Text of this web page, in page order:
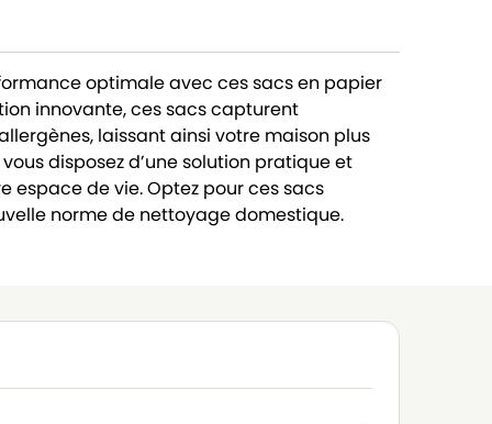
optimale avec ces sacs en papier
innovante, ces sacs capturent
laissant ainsi votre maison plus
disposez d’une solution pratique et
de vie. Optez pour ces sacs
norme de nettoyage domestique.